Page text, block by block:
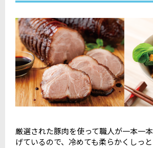
厳選された豚肉を使って職人が一本一
げているので、冷めても柔らかくしっと